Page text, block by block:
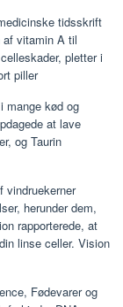
tidsskrift
af vitamin A til
pletter i
piller
mange kød og
at lave
og Taurin
vindruekerner
herunder dem,
rapporterede, at
linse celler. Vision
Fødevarer og